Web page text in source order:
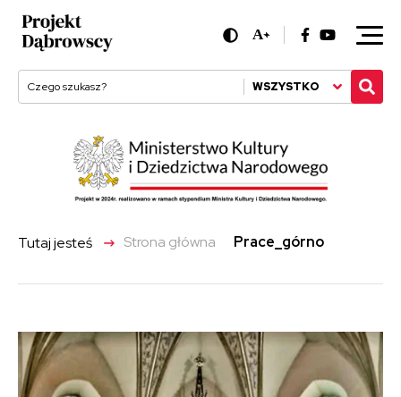
WSZYSTKO
A+
Tutaj jesteś -> Strona główna prace_górno